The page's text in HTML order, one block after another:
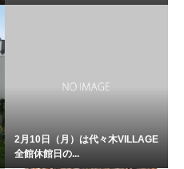
2月10日（月）は代々木VILLAGE
全館休館日の...